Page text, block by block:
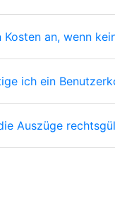
Kosten an, wenn
ich ein
Auszüge